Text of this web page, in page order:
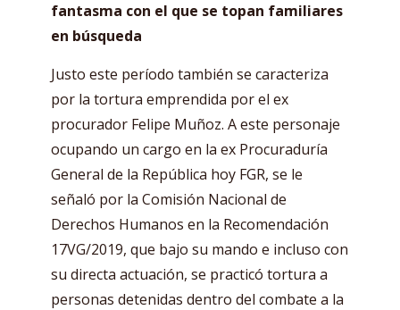
fantasma con el que se topan familiares
en búsqueda
Justo este período también se caracteriza
por la tortura emprendida por el ex
procurador Felipe Muñoz. A este personaje
ocupando un cargo en la ex Procuraduría
General de la República hoy FGR, se le
señaló por la Comisión Nacional de
Derechos Humanos en la Recomendación
17VG/2019, que bajo su mando e incluso con
su directa actuación, se practicó tortura a
personas detenidas dentro del combate a la